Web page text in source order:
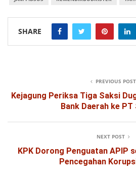
SHARE
PREVIOUS POST
Kejagung Periksa Tiga Saksi
Bank Daerah ke
NEXT POST
KPK Dorong Penguatan APIP
Pencegahan